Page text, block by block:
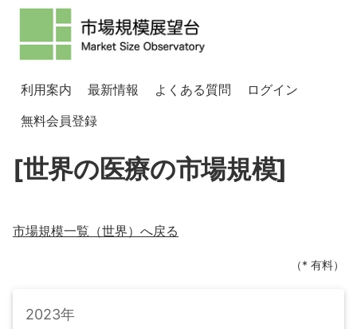
利用案内 最新情報 よくある質問
ログイン
無料会員登録
[世界の医療の市場規模]
市場規模一覧（世界）へ戻る
（* 有料）
2023年